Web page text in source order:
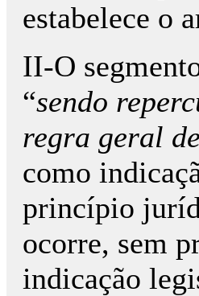
estabelece o
II-O
“sendo
regra geral
como
princípio
ocorre, sem
indicação